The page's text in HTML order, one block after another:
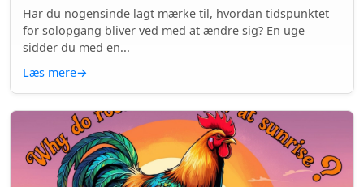
Har du nogensinde lagt mærke til, hvordan tidspunktet
for solopgang bliver ved med at ændre sig? En uge
sidder du med en...
Læs mere→